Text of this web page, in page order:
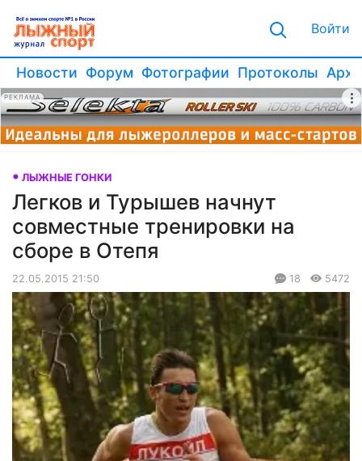
Войти
Новости Форум Фотографии Протоколы
РЕКЛАМА
ЛЫЖНЫЕ ГОНКИ
Легков и Турышев начнут
совместные тренировки на
сборе в Отепя
22.05.2015 21:50 18 5472